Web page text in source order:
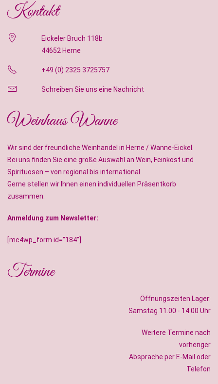
Kontakt
Eickeler Bruch 118b
44652 Herne
+49 (0) 2325 3725757
Schreiben Sie uns eine Nachricht
Weinhaus Wanne
Wir sind der freundliche Weinhandel in Herne / Wanne-Eickel.
Bei uns finden Sie eine große Auswahl an Wein, Feinkost und
Spirituosen – von regional bis international.
Gerne stellen wir Ihnen einen individuellen Präsentkorb
zusammen.
Anmeldung zum Newsletter:
[mc4wp_form id="184"]
Termine
Öffnungszeiten Lager:
Samstag 11.00 - 14.00 Uhr
Weitere Termine nach
vorheriger
Absprache per E-Mail oder
Telefon